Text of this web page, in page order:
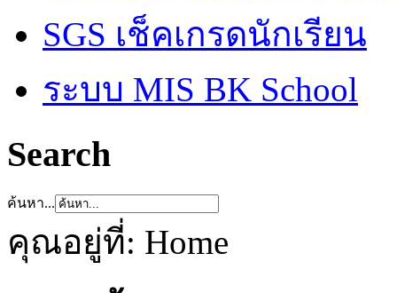
SGS เช็คเกรดนักเรียน
ระบบ MIS BK School
Search
ค้นหา...
คุณอยู่ที่: Home